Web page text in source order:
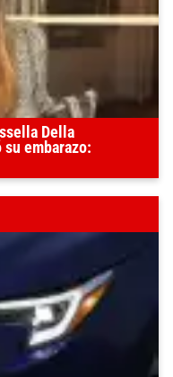
Della
embarazo: